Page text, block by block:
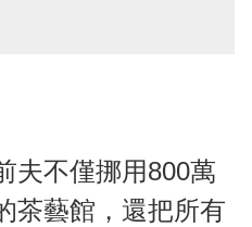
夫不僅挪用800萬
茶藝館，還把所有